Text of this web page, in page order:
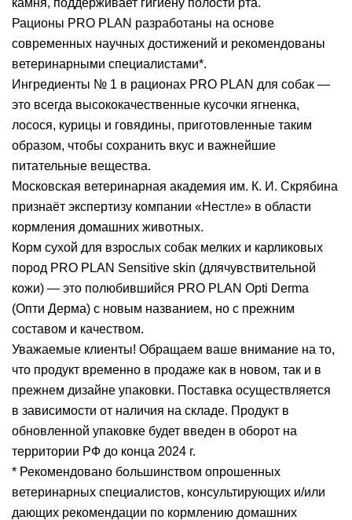
камня, поддерживает гигиену полости рта.
Рационы PRO PLAN разработаны на основе
современных научных достижений и рекомендованы
ветеринарными специалистами*.
Ингредиенты № 1 в рационах PRO PLAN для собак —
это всегда высококачественные кусочки ягненка,
лосося, курицы и говядины, приготовленные таким
образом, чтобы сохранить вкус и важнейшие
питательные вещества.
Московская ветеринарная академия им. К. И. Скрябина
признаёт экспертизу компании «Нестле» в области
кормления домашних животных.
Корм сухой для взрослых собак мелких и карликовых
пород PRO PLAN Sensitive skin (длячувствительной
кожи) — это полюбившийся PRO PLAN Opti Derma
(Опти Дерма) с новым названием, но с прежним
составом и качеством.
Уважаемые клиенты! Обращаем ваше внимание на то,
что продукт временно в продаже как в новом, так и в
прежнем дизайне упаковки. Поставка осуществляется
в зависимости от наличия на складе. Продукт в
обновленной упаковке будет введен в оборот на
территории РФ до конца 2024 г.
* Рекомендовано большинством опрошенных
ветеринарных специалистов, консультирующих и/или
дающих рекомендации по кормлению домашних